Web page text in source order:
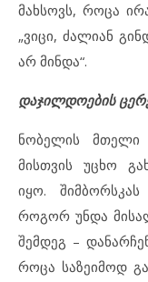
მახსოვს, როცა
„ვიცი, ძალიან
არ მინდა“.
დაჯილდოების
ნობელის მთელი
მისთვის უცხო
იყო.
როგორ უნდა
შემდეგ –
როცა საზეიმოდ